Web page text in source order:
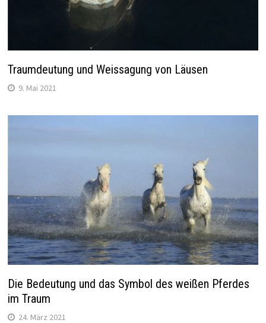
Traumdeutung und Weissagung von Läusen
9. Mai 2021
Die Bedeutung und das Symbol des weißen Pferdes
im Traum
24. März 2021